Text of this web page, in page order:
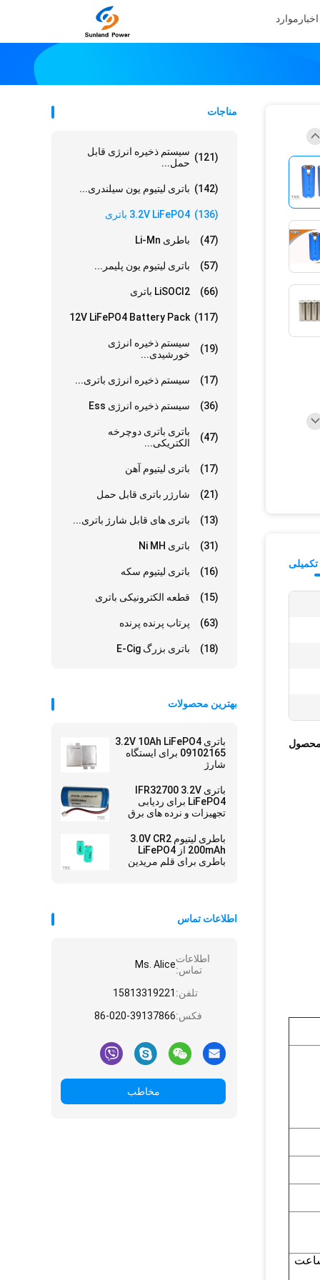
اخبار موارد
مناجات
سیستم ذخیره انرژی قابل
حمل...
(121)
باتری لیتیوم یون سیلندری... (142)
3.2V LiFePO4 باتری (136)
باطری Li-Mn (47)
باتری لیتیوم یون پلیمر... (57)
LiSOCl2 باتری (66)
12V LiFePO4 Battery Pack (117)
سیستم ذخیره انرژی
خورشیدی...
(19)
سیستم ذخیره انرژی باتری... (17)
سیستم ذخیره انرژی Ess (36)
باتری باتری دوچرخه
الکتریکی...
(47)
باتری لیتیوم آهن (17)
شارژر باتری قابل حمل (21)
باتری های قابل شارژ باتری... (13)
باتری Ni MH (31)
باتری لیتیوم سکه (16)
قطعه الکترونیکی باتری (15)
پرتاب پرنده پرنده (63)
باتری بزرگ E-Cig (18)
بهترین محصولات
باتری 3.2V 10Ah LiFePO4
09102165 برای ایستگاه
شارژ
باتری IFR32700 3.2V
LiFePO4 برای ردیابی
تجهیزات و نرده های برق
باطری لیتیوم 3.0V CR2
200mAh از LiFePO4
باطری برای قلم مریدین
اطلاعات تماس
اطلاعات
تماس:Ms. Alice
تلفن: 15813319221
فکس:86-020-39137866
مخاطب
، زمان شارژ حدود 6 ساعت